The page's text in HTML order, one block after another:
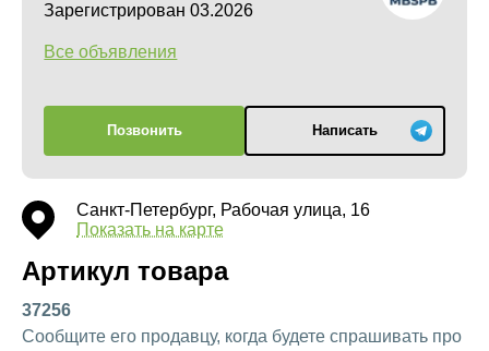
Зарегистрирован 03.2026
Все объявления
Позвонить Написать
Санкт-Петербург, Рабочая улица, 16
Показать на карте
Артикул товара
37256
Сообщите его продавцу, когда будете спрашивать про